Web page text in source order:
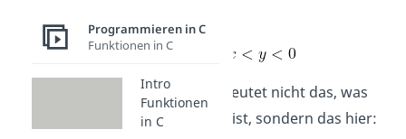
Denn das bedeutet nicht das, was
du gewohnt bist, sondern das hier:
Programmieren in C
Funktionen in C
Intro
Funktionen
in C